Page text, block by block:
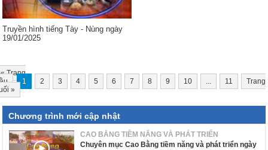
Truyền hình tiếng Tày - Nùng ngày
19/01/2025
«Trang
1 2 3 4 5 6 7 8 9 10 11
Trang
»
Chương trình mới cập nhật
CAO BẰNG TIỀM NĂNG VÀ PHÁT TRIỂN
Chuyên mục Cao Bằng tiềm năng và phát triển ngày